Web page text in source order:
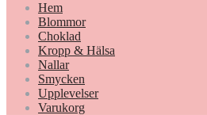
Hem
Blommor
Choklad
Kropp & Hälsa
Nallar
Smycken
Upplevelser
Varukorg